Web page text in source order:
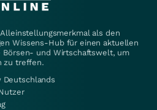
als den
Wissens-Hub für einen aktuellen
Börsen- und Wirtschaftswelt, um
zu treffen.
Deutschlands